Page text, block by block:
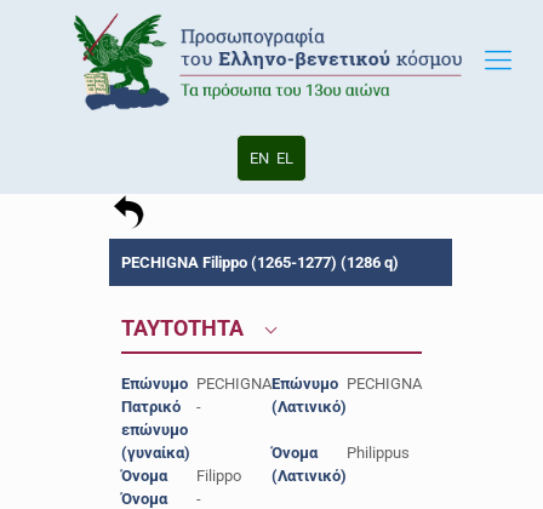
EN EL
PECHIGNA Filippo (1265-1277) (1286 q)
ΤΑΥΤΟΤΗΤΑ
Επώνυμο PECHIGNA
Πατρικό
επώνυμο
(γυναίκα)
-
Όνομα
Filippo
Όνομα
-
Επώνυμο
(Λατινικό)
PECHIGNA
Όνομα
(Λατινικό)
Philippus